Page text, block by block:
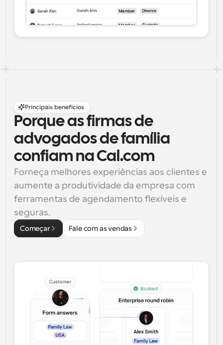
Principais benefícios
Porque as firmas de
advogados de família
confiam na Cal.com
Forneça melhores experiências aos clientes e
aumente a produtividade da empresa com
ferramentas de agendamento flexíveis e
seguras.
Começar Fale com as vendas